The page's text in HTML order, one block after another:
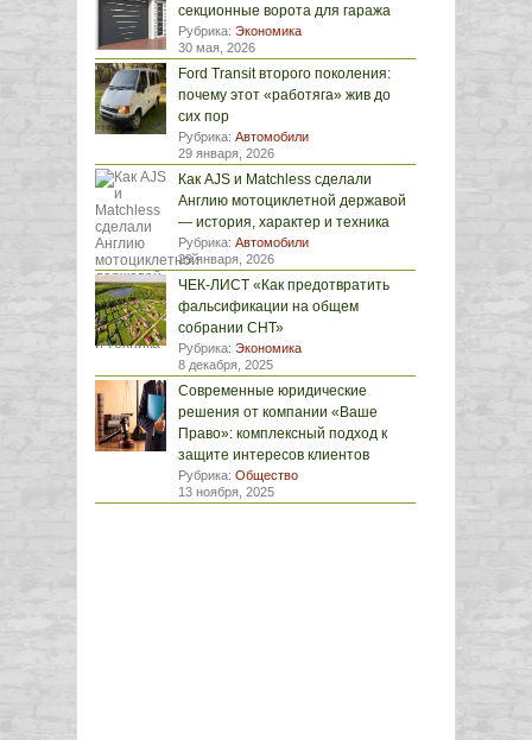
секционные ворота для гаража
Рубрика: Экономика
30 мая, 2026
Ford Transit второго поколения:
почему этот «работяга» жив до
сих пор
Рубрика: Автомобили
29 января, 2026
Как AJS и Matchless сделали
Англию мотоциклетной державой
— история, характер и техника
Рубрика: Автомобили
29 января, 2026
ЧЕК-ЛИСТ «Как предотвратить
фальсификации на общем
собрании СНТ»
Рубрика: Экономика
8 декабря, 2025
Современные юридические
решения от компании «Ваше
Право»: комплексный подход к
защите интересов клиентов
Рубрика: Общество
13 ноября, 2025